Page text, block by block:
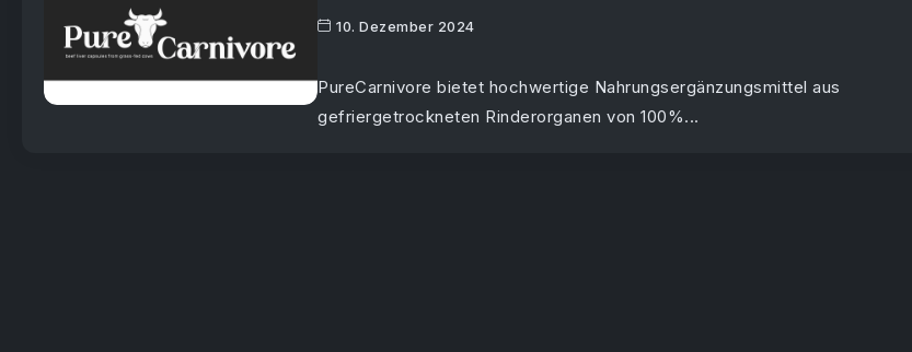
10. Dezember 2024
PureCarnivore bietet hochwertige Nahrungsergänzungsmittel aus
gefriergetrockneten Rinderorganen von 100%...